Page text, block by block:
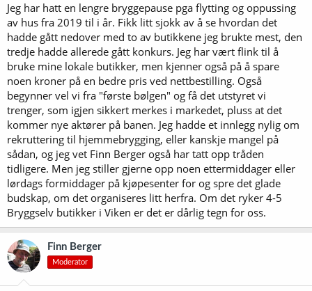
:
Jeg har hatt en lengre bryggepause pga flytting og oppussing
av hus fra 2019 til i år. Fikk litt sjokk av å se hvordan det
hadde gått nedover med to av butikkene jeg brukte mest, den
tredje hadde allerede gått konkurs. Jeg har vært flink til å
bruke mine lokale butikker, men kjenner også på å spare
noen kroner på en bedre pris ved nettbestilling. Også
begynner vel vi fra "første bølgen" og få det utstyret vi
trenger, som igjen sikkert merkes i markedet, pluss at det
kommer nye aktører på banen. Jeg hadde et innlegg nylig om
rekruttering til hjemmebrygging, eller kanskje mangel på
sådan, og jeg vet Finn Berger også har tatt opp tråden
tidligere. Men jeg stiller gjerne opp noen ettermiddager eller
lørdags formiddager på kjøpesenter for og spre det glade
budskap, om det organiseres litt herfra. Om det ryker 4-5
Bryggselv butikker i Viken er det er dårlig tegn for oss.
Finn Berger
Moderator